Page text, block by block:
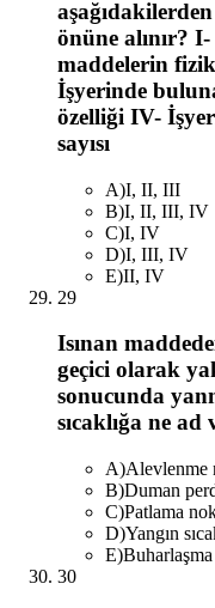
önüne alınır?
maddelerin
İşyerinde
özelliği IV-
sayısı
A)I, II, III
B)I, II, III, IV
C)I, IV
D)I, III, IV
E)II, IV
29
Isınan
geçici olarak
sonucunda
sıcaklığa ne
A)Alevlenme
B)Duman
C)Patlama
D)Yangın
E)Buharlaşma
30